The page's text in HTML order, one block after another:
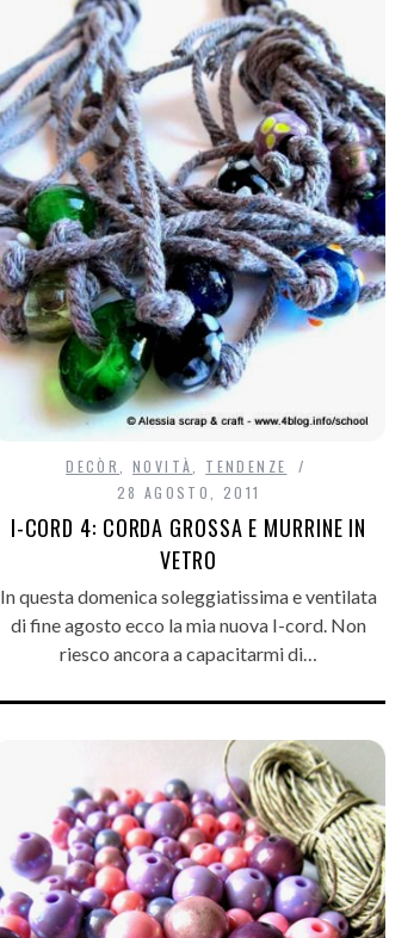
DECÒR NOVITÀ
TENDENZE
28 AGOSTO, 2011
I-CORD 4: CORDA GROSSA E MURRINE IN
VETRO
In questa domenica soleggiatissima e ventilata
di fine agosto ecco la mia nuova I-cord. Non
riesco ancora a capacitarmi di…